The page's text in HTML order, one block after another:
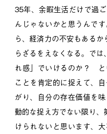
35年、余暇生活だけで過
んじゃないかと思うんで
ら、経済力の不安もある
らざるをえなくなる。で
れ感」でいけるのか？ と
ことを肯定的に捉えて、
がり、自分の存在価値を
動的な捉え方でない限り
けられないと思います、